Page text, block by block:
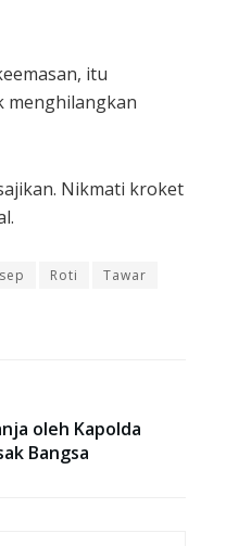
itu
menghilangkan
Nikmati kroket
Roti
Tawar
oleh Kapolda
Bangsa